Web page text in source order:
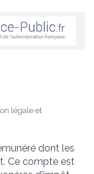
légale et
dont les
Ce compte est